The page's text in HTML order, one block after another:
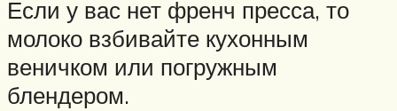
Если у вас нет френч пресса, то
молоко взбивайте кухонным
веничком или погружным
блендером.